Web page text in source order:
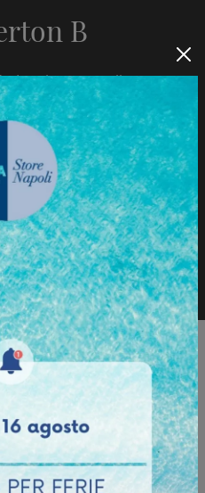
in tecnopolimero.
il Catalogo
informazioni
B
catalogo